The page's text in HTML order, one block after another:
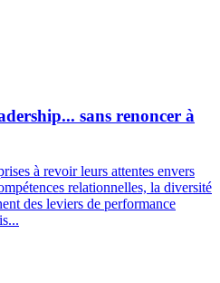
sans renoncer à
à revoir leurs attentes envers
relationnelles, la diversité
des leviers de performance